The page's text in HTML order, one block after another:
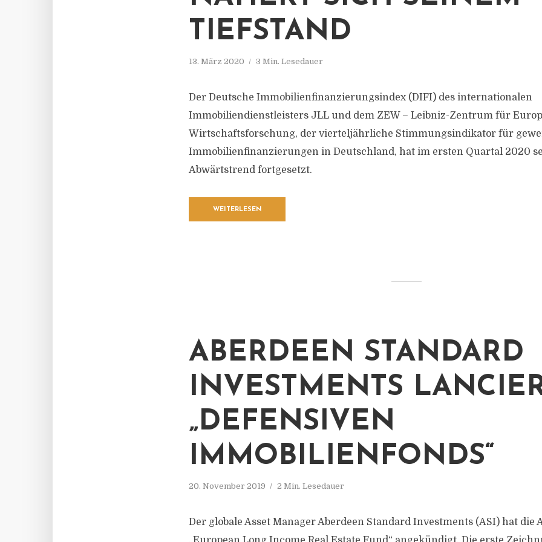
TIEFSTAND
13. März 2020 3 Min. Lesedauer
Der Deutsche Immobilienfinanzierungsindex (DIFI) des internationalen
Immobiliendienstleisters JLL und dem ZEW – Leibniz-Zentrum für
Wirtschaftsforschung, der vierteljährliche Stimmungsindikator für
Immobilienfinanzierungen in Deutschland, hat im ersten Quartal 2020
Abwärtstrend fortgesetzt.
WEITERLESEN
ABERDEEN STANDARD
INVESTMENTS
„DEFENSIVEN
IMMOBILIENFONDS“
20. November 2019 2 Min. Lesedauer
Der globale Asset Manager Aberdeen Standard Investments (ASI) hat die